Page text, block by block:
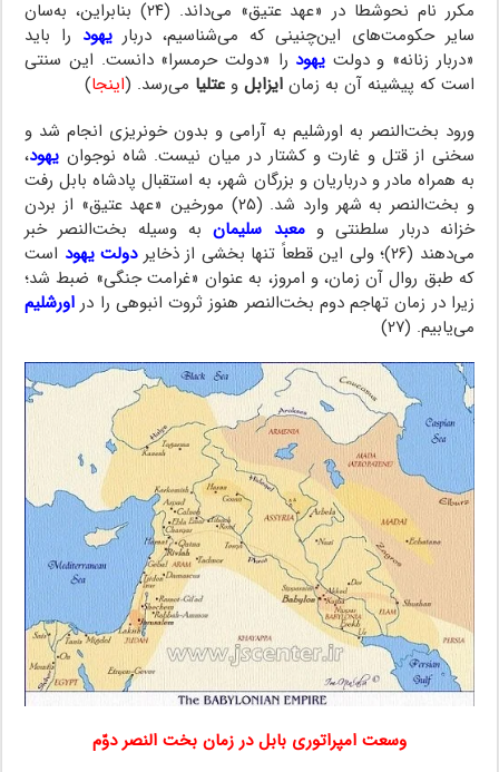
مکرر نام نحوشطا در «عهد عتیق» می‌داند. (۲۴) بنابراین، به‌سان
سایر حکومت‌های این‌چنینی که می‌شناسیم، درباریهود را باید
«دربار زنانه» و دولت یهود را «دولت حرمسرا» دانست. این سنتی
است که پیشینه آن به زمانایزابل وعتلیا می‌رسد. (اینجا)
ورود بخت‌النصر به اورشلیم به آرامی و بدون خونریزی انجام شد و
سخنی از قتل و غارت و کشتار در میان نیست. شاه نوجوان یهود،
به همراه مادر و درباریان و بزرگان شهر، به استقبال پادشاه بابل رفت
و بخت‌النصر به شهر وارد شد. (۲۵) مورخین «عهد عتیق» از بردن
خزانه دربار سلطنتی ومعبد سلیمانبه وسیله بخت‌النصر خبر
می‌دهند (۲۶)؛ ولی این قطعاً تنها بخشی از ذخایر
دولت یهود است
که طبق روال آن زمان، و امروز، به عنوان «غرامت جنگی» ضبط شد؛
زیرا در زمان تهاجم دوم بخت‌النصر هنوز ثروت انبوهی را در اورشلیم
می‌یابیم. (۲۷)
وسعت امپراتوری بابل در زمان بخت النصر دوّم